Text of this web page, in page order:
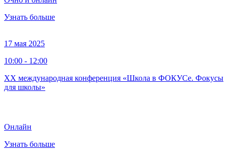
Узнать больше
17 мая 2025
10:00 - 12:00
XX международная конференция «Школа в ФОКУСе. Фокусы
для школы»
Онлайн
Узнать больше